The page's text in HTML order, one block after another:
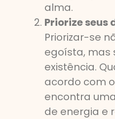
alma.
Priorize seus
Priorizar-se
egoísta, mas
existência.
acordo com
encontra
de energia e